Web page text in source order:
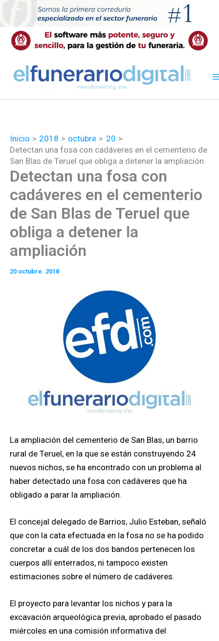
contenido
Inicio 2018 octubre
20
Detectan una fosa con cadáveres en el cementerio de
San Blas de Teruel que obliga a detener la ampliación
Detectan una fosa con
cadáveres en el cementerio
de San Blas de Teruel que
obliga a detener la
ampliación
20 octubre. 2018
La ampliación del cementerio de San Blas, un barrio
rural de Teruel, en la que se están construyendo 24
nuevos nichos, se ha encontrado con un problema al
haber detectado una fosa con cadáveres que ha
obligado a parar la ampliación.
El concejal delegado de Barrios, Julio Esteban, señaló
que con la cata efectuada en la fosa no se ha podido
concretar a cuál de los dos bandos pertenecen los
cuerpos allí enterrados, ni tampoco existen
estimaciones sobre el número de cadáveres.
El proyecto para levantar los nichos y para la
excavación arqueológica previa, aprobado el pasado
miércoles en una comisión informativa del